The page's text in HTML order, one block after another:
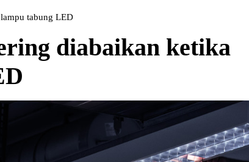
tabung LED
diabaikan ketika